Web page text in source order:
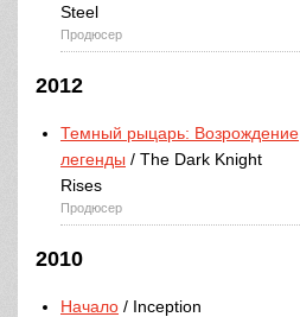
Steel
Продюсер
2012
Темный рыцарь: Возрождение
легенды / The Dark Knight
Rises
Продюсер
2010
Начало / Inception